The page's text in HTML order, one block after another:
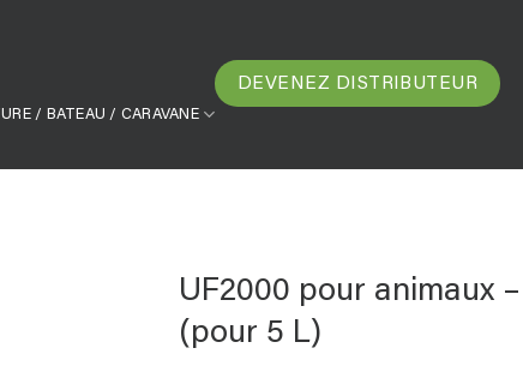
/ BATEAU / CARAVANE
DEVENEZ DISTRIBUTEUR
UF2000 pour animaux
(pour 5 L)